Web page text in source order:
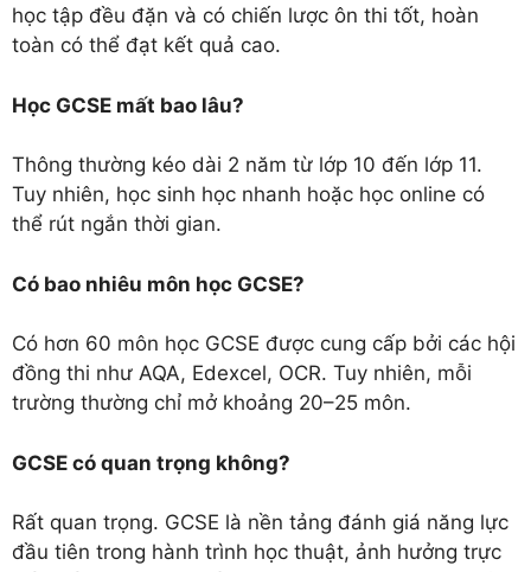
học tập đều đặn và có chiến lược ôn thi tốt, hoàn
toàn có thể đạt kết quả cao.
Học GCSE mất bao lâu?
Thông thường kéo dài 2 năm từ lớp 10 đến lớp 11.
Tuy nhiên, học sinh học nhanh hoặc học online có
thể rút ngắn thời gian.
Có bao nhiêu môn học GCSE?
Có hơn 60 môn học GCSE được cung cấp bởi các hội
đồng thi như AQA, Edexcel, OCR. Tuy nhiên, mỗi
trường thường chỉ mở khoảng 20–25 môn.
GCSE có quan trọng không?
Rất quan trọng. GCSE là nền tảng đánh giá năng lực
đầu tiên trong hành trình học thuật, ảnh hưởng trực